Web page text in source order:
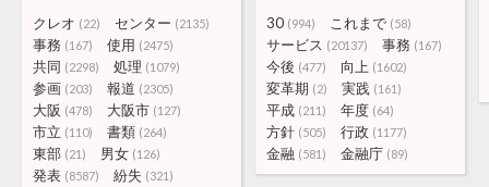
クレオ (22) センター (2135)
事務 (167) 使用 (2475)
共同 (2298) 処理 (1079)
参画 (203) 報道 (2305)
大阪 (478) 大阪市 (127)
市立 (110) 書類 (264)
東部 (21) 男女 (126)
発表 (8587) 紛失 (321)
30 (994) これまで (58)
サービス (20137) 事務 (167)
今後 (477) 向上 (1602)
変革期 (2) 実践 (161)
平成 (211) 年度 (64)
方針 (505) 行政 (1177)
金融 (581) 金融庁 (89)